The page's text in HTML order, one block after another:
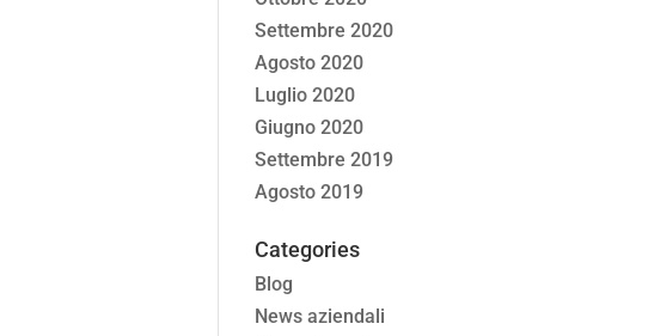
Settembre 2020
Agosto 2020
Luglio 2020
Giugno 2020
Settembre 2019
Agosto 2019
Categories
Blog
News aziendali